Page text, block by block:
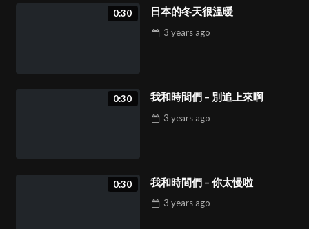
0:30 日本的冬天很溫暖
3 years ago
0:30 我和時間們 – 別追上來啊
3 years ago
0:30 我和時間們 – 你太慢啦
3 years ago